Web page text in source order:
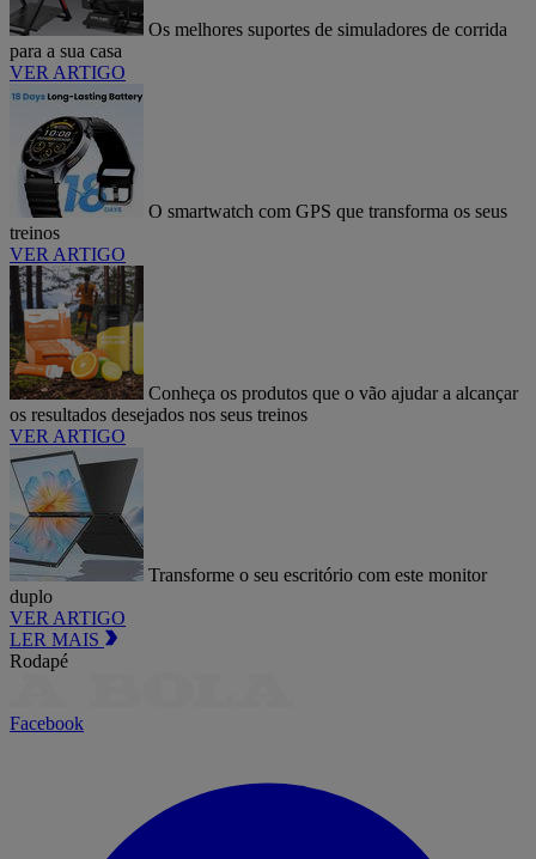
Os melhores suportes de simuladores de corrida
para a sua casa
VER ARTIGO
O smartwatch com GPS que transforma os seus
treinos
VER ARTIGO
Conheça os produtos que o vão ajudar a alcançar
os resultados desejados nos seus treinos
VER ARTIGO
Transforme o seu escritório com este monitor
duplo
VER ARTIGO
LER MAIS
Rodapé
Facebook